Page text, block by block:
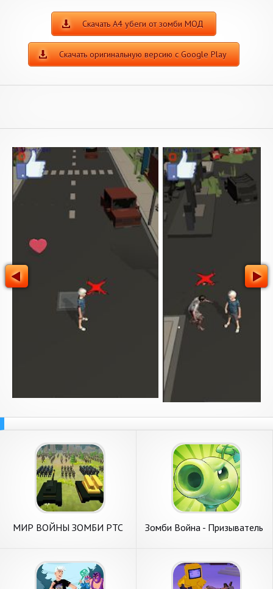
Скачать А4 убеги от зомби МОД
Скачать оригинальную версию с Google Play
МИР ВОЙНЫ ЗОМБИ РТС
Зомби Война - Призыватель